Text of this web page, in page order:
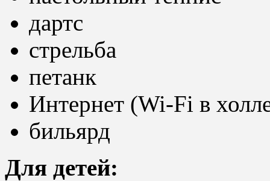
дартс
стрельба
петанк
Интернет (Wi-Fi в
бильярд
Для детей: